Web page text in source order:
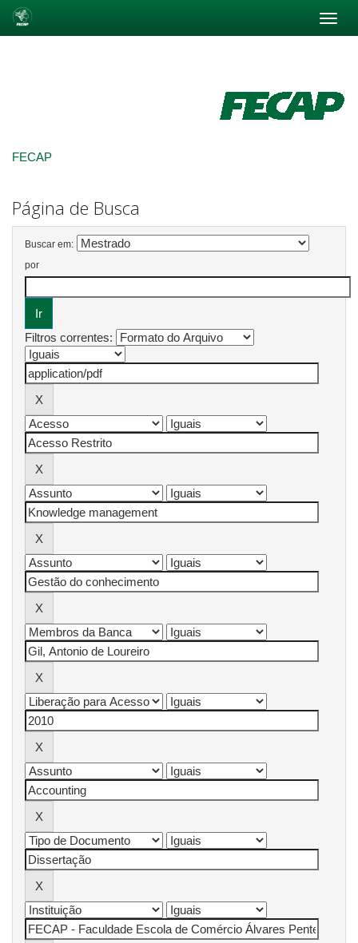
FECAP
Página de Busca
Buscar em:
por
Filtros correntes: